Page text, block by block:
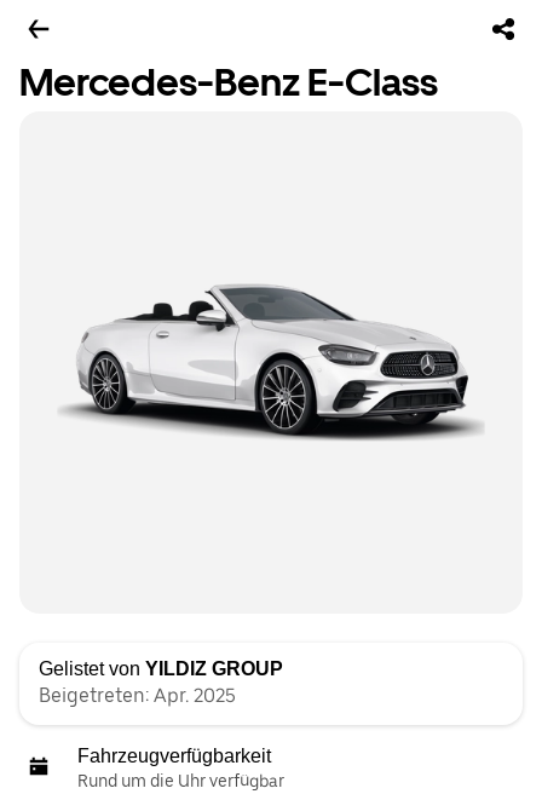
Mercedes-Benz E-Class
Gelistet von YILDIZ GROUP
Beigetreten: Apr. 2025
Fahrzeugverfügbarkeit
Rund um die Uhr verfügbar